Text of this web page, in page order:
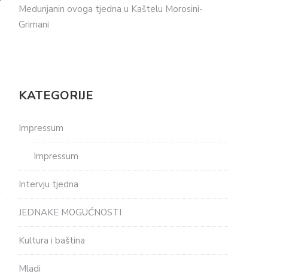
Medunjanin ovoga tjedna u Kaštelu Morosini-
Grimani
KATEGORIJE
Impressum
Impressum
Intervju tjedna
JEDNAKE MOGUĆNOSTI
Kultura i baština
Mladi